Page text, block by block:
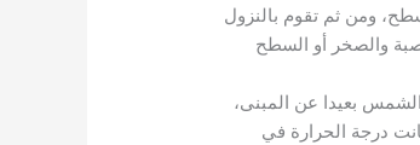
ومن ثم تقوم بالنزول
والصخر أو السطح
بعيدا عن المبنى،
درجة الحرارة في